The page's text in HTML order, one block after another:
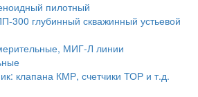
пилотный
300 глубинный скважинный устьевой
МИГ-Л линии
клапана КМР, счетчики ТОР и т.д.